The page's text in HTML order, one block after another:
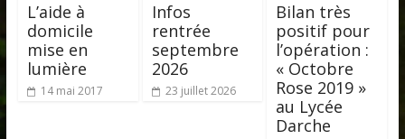
L’aide à
domicile
mise en
lumière
14 mai 2017
Infos
rentrée
septembre
2026
23 juillet 2026
Bilan très
positif pour
l’opération :
« Octobre
Rose 2019 »
au Lycée
Darche